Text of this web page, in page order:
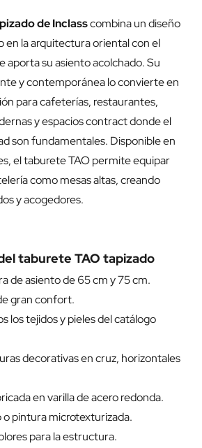
de Inclasscombina un diseño
en la arquitectura oriental con el
aporta su asiento acolchado. Su
y contemporánea lo convierte en
para cafeterías, restaurantes,
y espacios contract donde el
son fundamentales. Disponible en
el taburete TAO permite equipar
como mesas altas, creando
y acogedores.
taburete TAO tapizado
de asiento de 65 cm y 75 cm.
gran confort.
los tejidos y pieles del catálogo
decorativas en cruz, horizontales
en varilla de acero redonda.
o pintura microtexturizada.
para la estructura.